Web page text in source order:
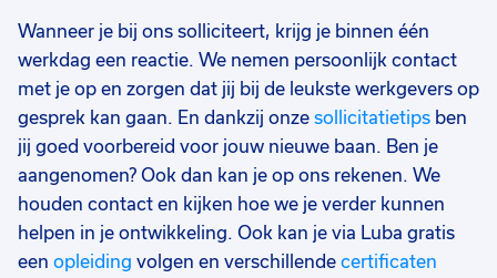
Wanneer je bij ons solliciteert, krijg je binnen één
werkdag een reactie. We nemen persoonlijk contact
met je op en zorgen dat jij bij de leukste werkgevers op
gesprek kan gaan. En dankzij onze sollicitatietips ben
jij goed voorbereid voor jouw nieuwe baan. Ben je
aangenomen? Ook dan kan je op ons rekenen. We
houden contact en kijken hoe we je verder kunnen
helpen in je ontwikkeling. Ook kan je via Luba gratis
een opleiding volgen en verschillende certificaten
Vast 3
Detacheren
Tijdelijk 1
Uren per week 0
37 - 40+ uur 17
25 - 32 uur